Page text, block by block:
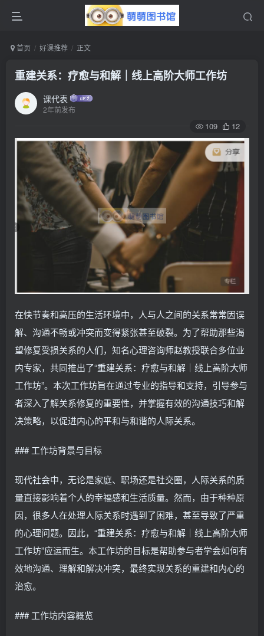
首页 好课推荐 正文
重建关系：疗愈与和解｜线上高阶大师工作坊
课代表
2年前发布
109 12
在快节奏和高压的生活环境中，人与人之间的关系常常因误
解、沟通不畅或冲突而变得紧张甚至破裂。为了帮助那些渴
望修复受损关系的人们，知名心理咨询师赵教授联合多位业
内专家，共同推出了“重建关系：疗愈与和解｜线上高阶大师
工作坊”。本次工作坊旨在通过专业的指导和支持，引导参与
者深入了解关系修复的重要性，并掌握有效的沟通技巧和解
决策略，以促进内心的平和与和谐的人际关系。
### 工作坊背景与目标
现代社会中，无论是家庭、职场还是社交圈，人际关系的质
量直接影响着个人的幸福感和生活质量。然而，由于种种原
因，很多人在处理人际关系时遇到了困难，甚至导致了严重
的心理问题。因此，“重建关系：疗愈与和解｜线上高阶大师
工作坊”应运而生。本工作坊的目标是帮助参与者学会如何有
效地沟通、理解和解决冲突，最终实现关系的重建和内心的
治愈。
### 工作坊内容概览